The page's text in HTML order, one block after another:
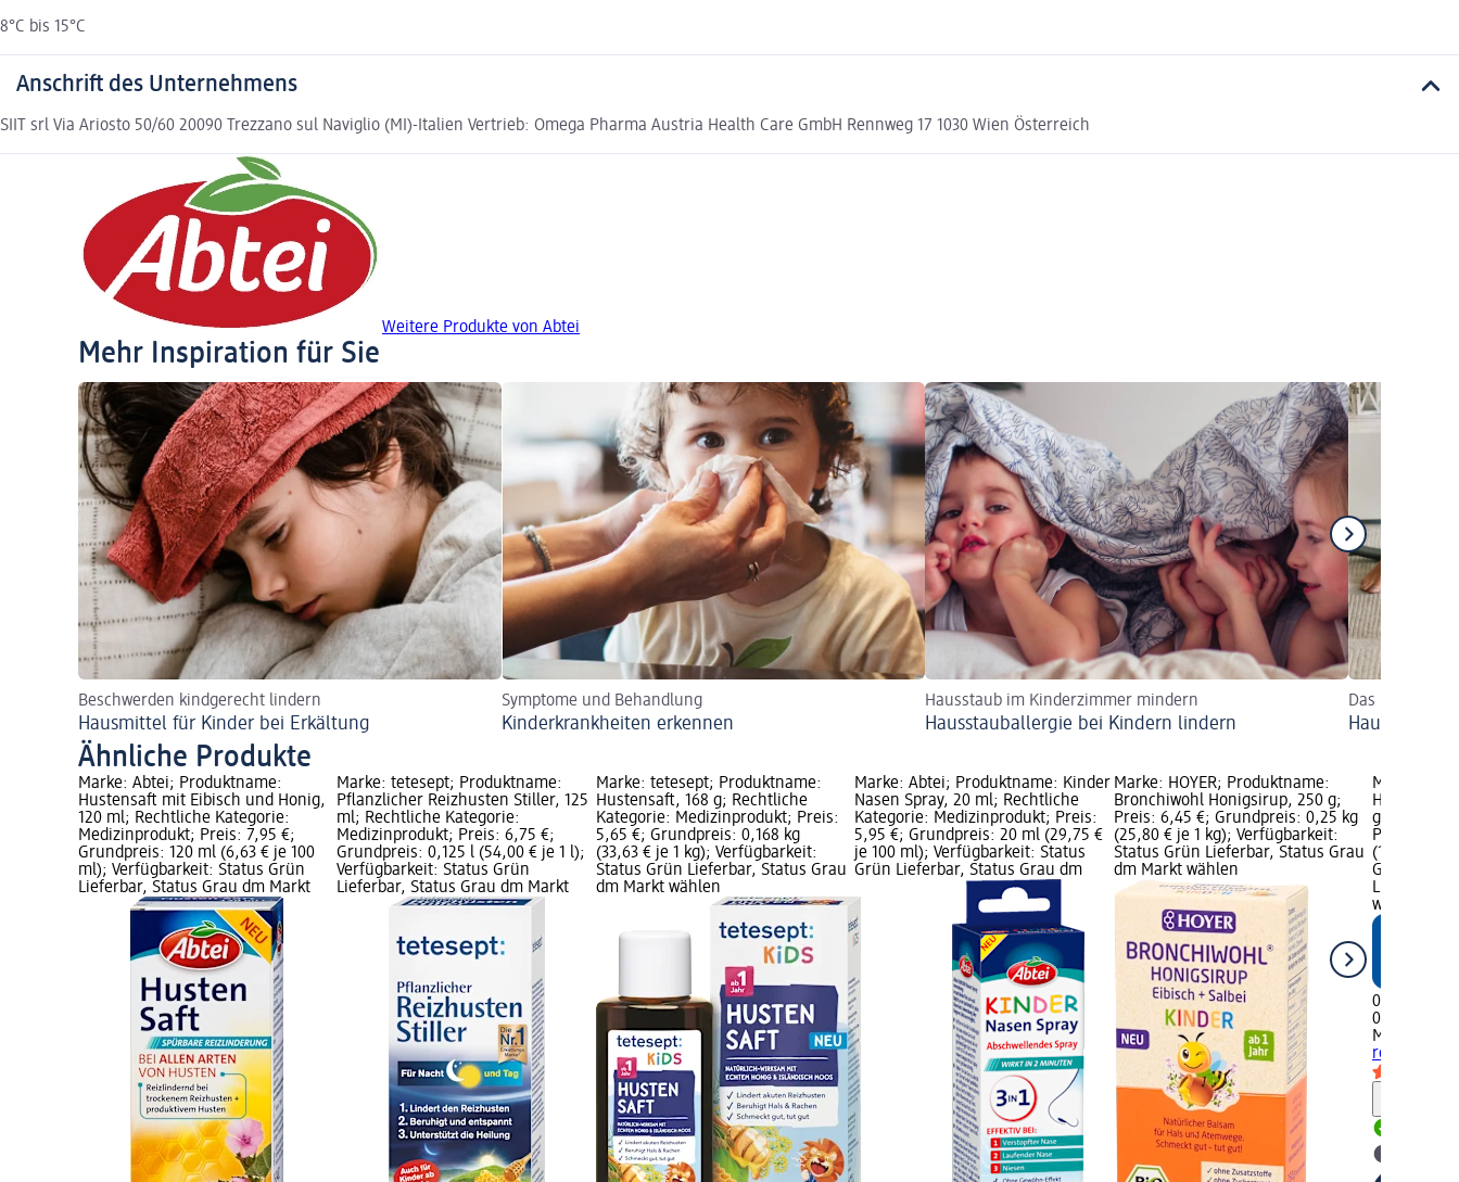
8°C bis 15°C
Anschrift des Unternehmens
SIIT srl Via Ariosto 50/60 20090 Trezzano sul Naviglio (MI)-Italien Vertrieb: Omega Pharma Austria Health Care GmbH Rennweg 17 1030 Wien Österreich
Weitere Produkte von Abtei
Mehr Inspiration für Sie
Beschwerden kindgerecht lindern
Hausmittel für Kinder bei Erkältung
Symptome und Behandlung
Kinderkrankheiten erkennen
Hausstaub im Kinderzimmer mindern
Hausstauballergie bei Kindern lindern
Das hilft
Ähnliche Produkte
Marke: Abtei; Produktname:
Hustensaft mit Eibisch und Honig,
120 ml; Rechtliche Kategorie:
Medizinprodukt; Preis: 7,95 €;
Grundpreis: 120 ml (6,63 € je 100
ml); Verfügbarkeit: Status Grün
Lieferbar, Status Grau dm Markt
Marke: tetesept; Produktname:
Pflanzlicher Reizhusten Stiller, 125
ml; Rechtliche Kategorie:
Medizinprodukt; Preis: 6,75 €;
Grundpreis: 0,125 l (54,00 € je 1 l);
Verfügbarkeit: Status Grün
Lieferbar, Status Grau dm Markt
Marke: tetesept; Produktname:
Hustensaft, 168 g; Rechtliche
Kategorie: Medizinprodukt; Preis:
5,65 €; Grundpreis: 0,168 kg
(33,63 € je 1 kg); Verfügbarkeit:
Status Grün Lieferbar, Status Grau
dm Markt wählen
Marke: Abtei; Produktname: Kinder
Nasen Spray, 20 ml; Rechtliche
Kategorie: Medizinprodukt; Preis:
5,95 €; Grundpreis: 20 ml (29,75 €
je 100 ml); Verfügbarkeit: Status
Grün Lieferbar, Status Grau dm
Marke: HOYER; Produktname:
Bronchiwohl Honigsirup, 250 g;
Preis: 6,45 €; Grundpreis: 0,25 kg
(25,80 € je 1 kg); Verfügbarkeit:
Status Grün Lieferbar, Status Grau
dm Markt wählen
Marke:
gelbe
Preis: 0,95
(1,27 € je 1
Grafik;
Lieferbar,
wählen
0,95 €
0,75 kg
Mivolis
rote &